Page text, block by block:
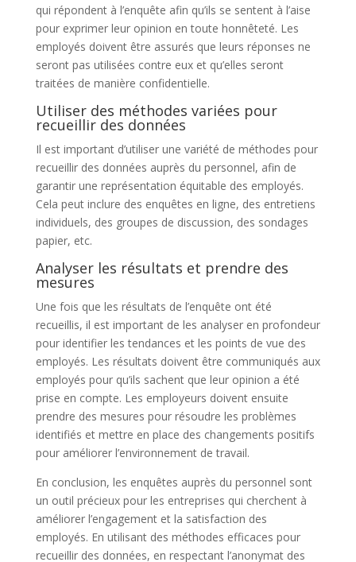
qui répondent à l’enquête afin qu’ils se sentent à l’aise
pour exprimer leur opinion en toute honnêteté. Les
employés doivent être assurés que leurs réponses ne
seront pas utilisées contre eux et qu’elles seront
traitées de manière confidentielle.
Utiliser des méthodes variées pour
recueillir des données
Il est important d’utiliser une variété de méthodes pour
recueillir des données auprès du personnel, afin de
garantir une représentation équitable des employés.
Cela peut inclure des enquêtes en ligne, des entretiens
individuels, des groupes de discussion, des sondages
papier, etc.
Analyser les résultats et prendre des
mesures
Une fois que les résultats de l’enquête ont été
recueillis, il est important de les analyser en profondeur
pour identifier les tendances et les points de vue des
employés. Les résultats doivent être communiqués aux
employés pour qu’ils sachent que leur opinion a été
prise en compte. Les employeurs doivent ensuite
prendre des mesures pour résoudre les problèmes
identifiés et mettre en place des changements positifs
pour améliorer l’environnement de travail.
En conclusion, les enquêtes auprès du personnel sont
un outil précieux pour les entreprises qui cherchent à
améliorer l’engagement et la satisfaction des
employés. En utilisant des méthodes efficaces pour
recueillir des données, en respectant l’anonymat des